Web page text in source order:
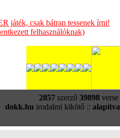
játék, csak bátran tessenek írni!
felhasználóknak)
2857szerző 39898verse
dokk.hu irodalmi kikötő :: alapítva